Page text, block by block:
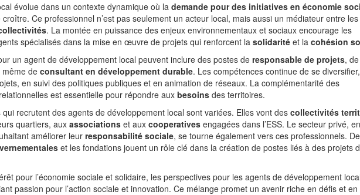
évolue dans un contexte dynamique où la demande pour des initiatives en économie
croître. Ce professionnel n’est pas seulement un acteur local, mais aussi un médiateur entre les
. La montée en puissance des enjeux environnementaux et sociaux encourage les
spécialisés dans la mise en œuvre de projets qui renforcent la solidarité et la cohésion
un agent de développement local peuvent inclure des postes de responsable de projets, de
même deconsultant en développement durable. Les compétences continue de se diversifier,
en suivi des politiques publiques et en animation de réseaux. La complémentarité des
est essentielle pour répondre aux besoins des territoires.
recrutent des agents de développement local sont variées. Elles vont des collectivités
quartiers, aux associations et aux cooperatives engagées dans l’ESS. Le secteur privé, en
améliorer leurresponsabilité sociale, se tourne également vers ces professionnels.
et les fondations jouent un rôle clé dans la création de postes liés à des projets
pour l’économie sociale et solidaire, les perspectives pour les agents de développement
passion pour l’action sociale et innovation. Ce mélange promet un avenir riche en défis et en